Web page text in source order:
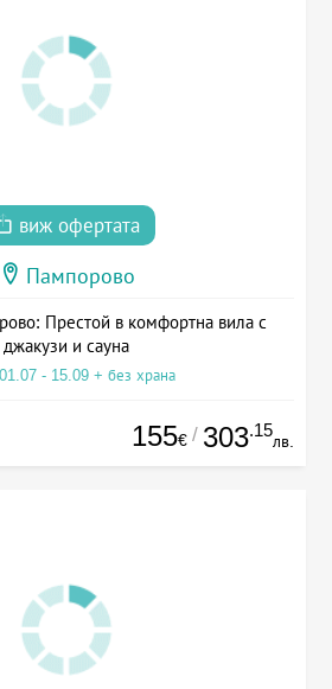
виж офертата
Пампорово
Престой в комфортна вила с
джакузи и сауна
- 15.09 + без храна
155€ / 303.15
лв.